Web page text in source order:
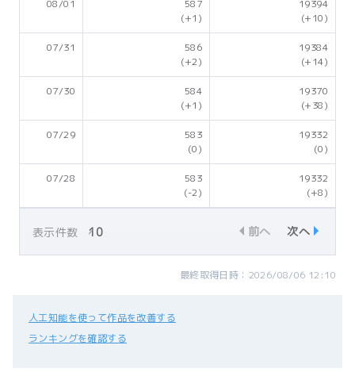
08/01
587
(+1)
19394
(+10)
07/31
586
(+2)
19384
(+14)
07/30
584
(+1)
19370
(+38)
07/29
583
(0)
19332
(0)
07/28
583
(-2)
19332
(+8)
表示件数 前へ 次へ
最終取得日時：2026/08/06 12:10
人工知能を使って作品を改善する
ランキングを確認する